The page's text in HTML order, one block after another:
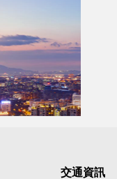
交通資訊